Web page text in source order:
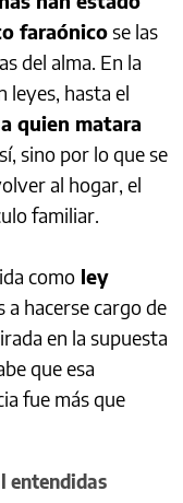
faraónicose las
del alma. En la
leyes, hasta el
quien matara
sino por lo que se
al hogar, el
familiar.
como ley
a hacerse cargo de
en la supuesta
que esa
fue más que
entendidas